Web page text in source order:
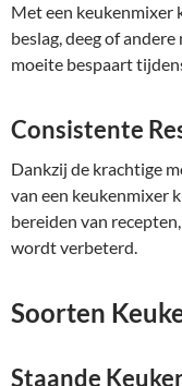
Met een keukenmixer
beslag, deeg of
moeite bespaart
Consistente
Dankzij de krachtige
van een keukenmixer
bereiden van
wordt verbeterd.
Soorten
Staande